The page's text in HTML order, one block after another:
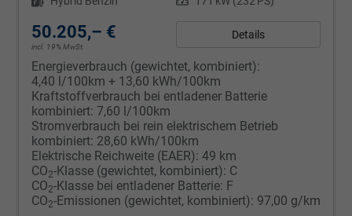
50.205,– €
incl. 19% MwSt.
Details
Energieverbrauch (gewichtet, kombiniert):
4,40 l/100km + 13,60 kWh/100km
Kraftstoffverbrauch bei entladener Batterie
kombiniert: 7,60 l/100km
Stromverbrauch bei rein elektrischem Betrieb
kombiniert: 28,60 kWh/100km
Elektrische Reichweite (EAER): 49 km
CO2-Klasse (gewichtet, kombiniert): C
CO2-Klasse bei entladener Batterie: F
CO2-Emissionen (gewichtet, kombiniert): 97,00 g/km